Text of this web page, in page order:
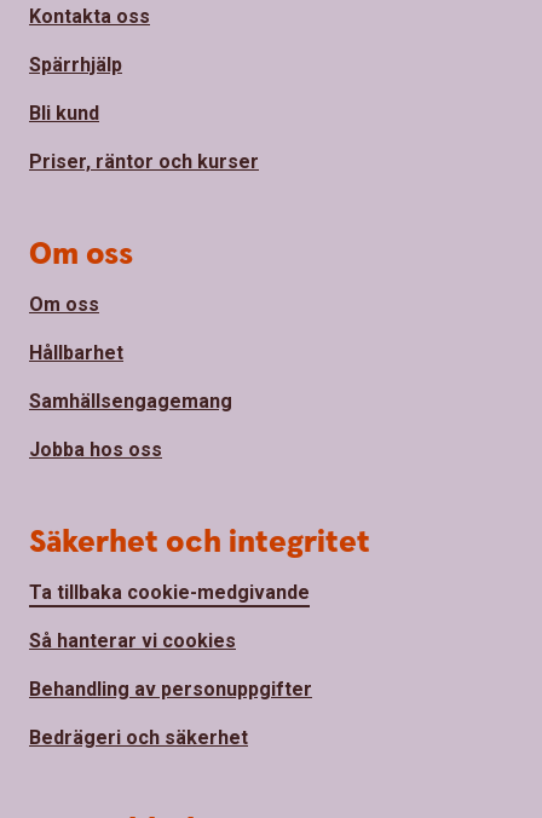
Kontakta oss
Spärrhjälp
Bli kund
Priser, räntor och kurser
Om oss
Om oss
Hållbarhet
Samhällsengagemang
Jobba hos oss
Säkerhet och integritet
Ta tillbaka cookie-medgivande
Så hanterar vi cookies
Behandling av personuppgifter
Bedrägeri och säkerhet